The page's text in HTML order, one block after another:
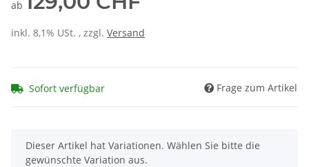
ab
inkl. 8,1% USt. , zzgl. Versand
Sofort verfügbar Frage zum Artikel
x
Dieser Artikel hat Variationen. Wählen Sie bitte die
gewünschte Variation aus.